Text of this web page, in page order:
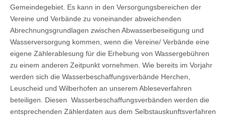
Gemeindegebiet. Es kann in den Versorgungsbereichen der
Vereine und Verbände zu voneinander abweichenden
Abrechnungsgrundlagen zwischen Abwasserbeseitigung und
Wasserversorgung kommen, wenn die Vereine/ Verbände eine
eigene Zählerablesung für die Erhebung von Wassergebühren
zu einem anderen Zeitpunkt vornehmen. Wie bereits im Vorjahr
werden sich die Wasserbeschaffungsverbände Herchen,
Leuscheid und Wilberhofen an unserem Ableseverfahren
beteiligen. Diesen Wasserbeschaffungsverbänden werden die
entsprechenden Zählerdaten aus dem Selbstauskunftsverfahren